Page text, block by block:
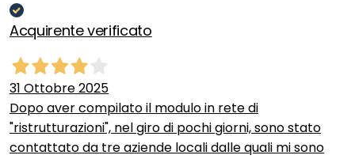
Acquirente verificato
31 Ottobre 2025
Dopo aver compilato il modulo in rete di
"ristrutturazioni", nel giro di pochi giorni, sono stato
contattato da tre aziende locali dalle quali mi sono